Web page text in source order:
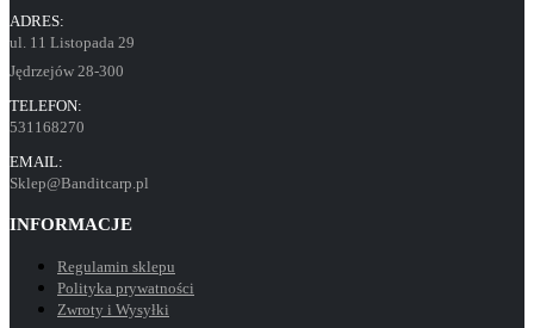
ADRES:
ul. 11 Listopada 29
Jędrzejów 28-300
TELEFON:
531168270
EMAIL:
Sklep@Banditcarp.pl
INFORMACJE
Regulamin sklepu
Polityka prywatności
Zwroty i Wysyłki